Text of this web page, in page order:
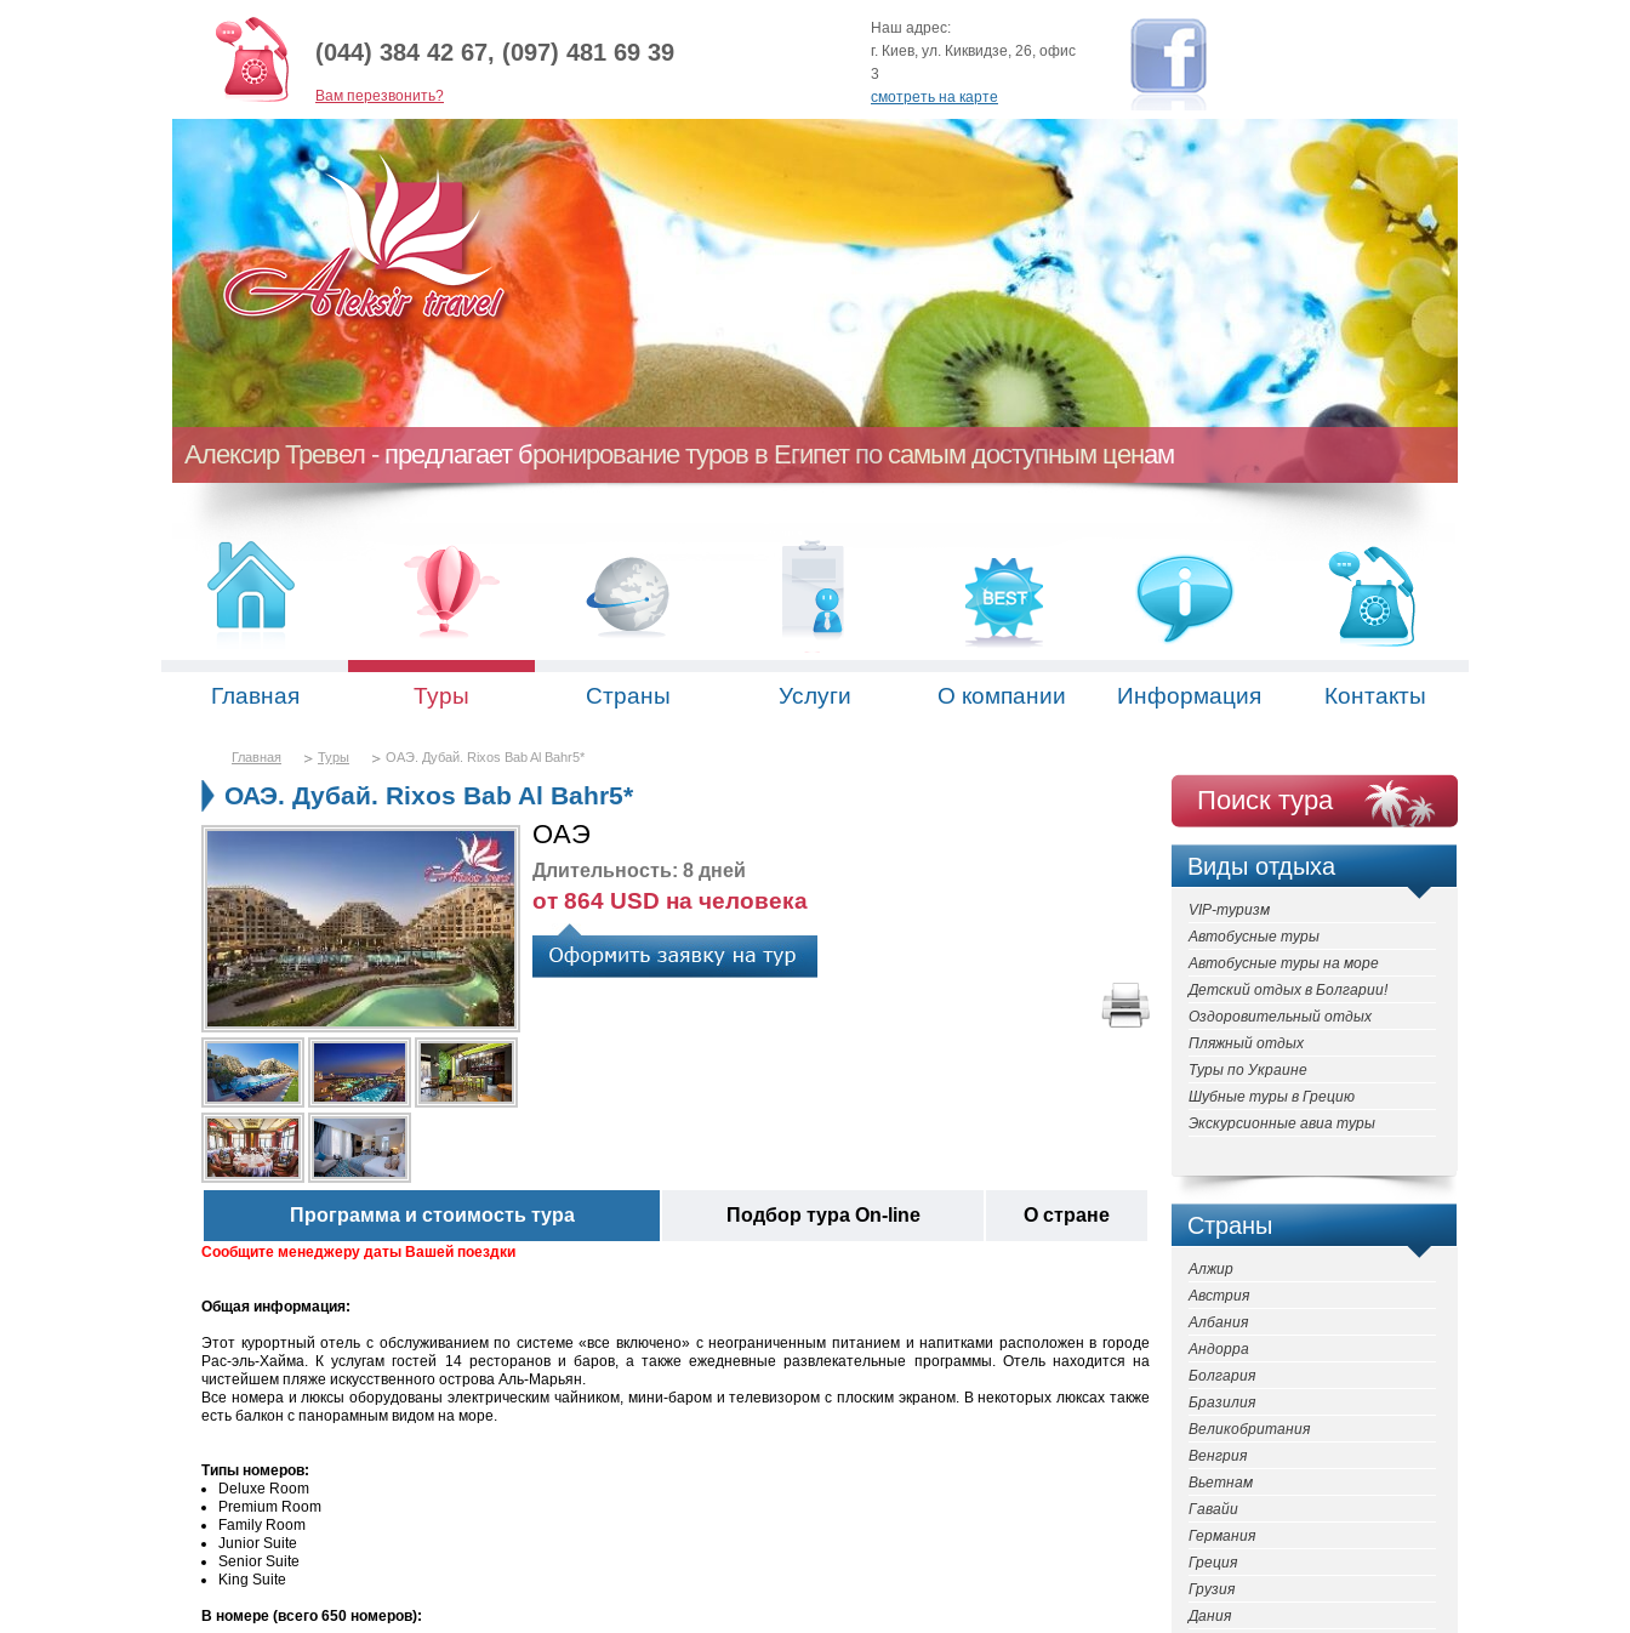
(044) 384 42 67, (097) 481 69 39
Baм перезвонить?
Наш адрес:
г. Киев, ул. Киквидзе, 26, офис
3
смотреть на карте
Алексир Тревел - предлагает бронирование туров в Египет по самым доступным ценам
Главная Туры Страны Услуги О компании Информация Контакты
Главная Туры ОАЭ. Дубай. Rixos Bab Al Bahr5*
ОАЭ. Дубай. Rixos Bab Al Bahr5*
ОАЭ
Длительность: 8 дней
от 864 USD на человека
Программа и стоимость тура Подбор тура On-line О стране
Сообщите менеджеру даты Вашей поездки
Общая информация:
Этот курортный отель с обслуживанием по системе «все включено» с неограниченным питанием и напитками расположен в городе
Рас-эль-Хайма. К услугам гостей 14 ресторанов и баров, а также ежедневные развлекательные программы. Отель находится на
чистейшем пляже искусственного острова Аль-Марьян.
Все номера и люксы оборудованы электрическим чайником, мини-баром и телевизором с плоским экраном. В некоторых люксах также
есть балкон с панорамным видом на море.
Типы номеров:
Deluxe Room
Premium Room
Family Room
Junior Suite
Senior Suite
King Suite
В номере (всего 650 номеров):
Поиск тура
Виды отдыха
VIP-туризм
Автобусные туры
Автобусные туры на море
Детский отдых в Болгарии!
Оздоровительный отдых
Пляжный отдых
Туры по Украине
Шубные туры в Грецию
Экскурсионные авиа туры
Страны
Алжир
Австрия
Албания
Андорра
Болгария
Бразилия
Великобритания
Венгрия
Вьетнам
Гавайи
Германия
Греция
Грузия
Дания